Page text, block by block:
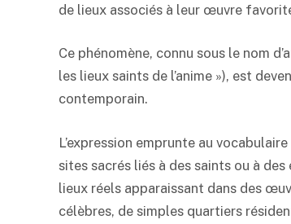
de lieux associés à leur œuvre
Ce phénomène, connu sous le nom
les lieux saints de l’anime »), est
contemporain.
L’expression emprunte au
sites sacrés liés à des saints ou à
lieux réels apparaissant dans des
célèbres, de simples quartiers